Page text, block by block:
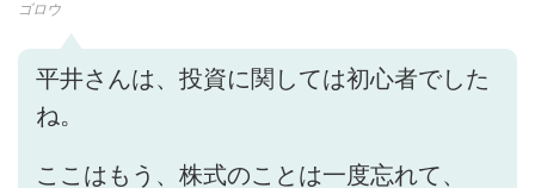
ゴロウ
平井さんは、投資に関しては初心者でした
ね。
ここはもう、株式のことは一度忘れて、